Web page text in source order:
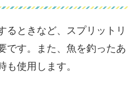
るときなど、スプリットリ
です。また、魚を釣ったあ
も使用します。